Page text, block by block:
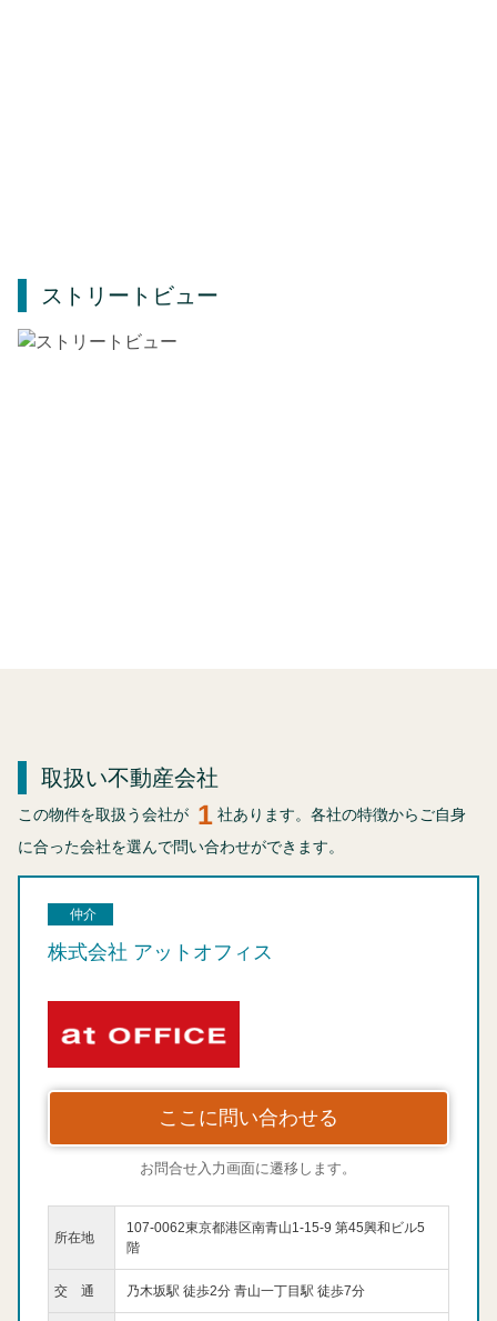
ストリートビュー
取扱い不動産会社
この物件を取扱う会社が 1 社あります。各社の特徴からご自身
に合った会社を選んで問い合わせができます。
仲介
株式会社 アットオフィス
ここに問い合わせる
お問合せ入力画面に遷移します。
所在地
107-0062東京都港区南青山1-15-9 第45興和ビル5
階
交 通 乃木坂駅 徒歩2分 青山一丁目駅 徒歩7分